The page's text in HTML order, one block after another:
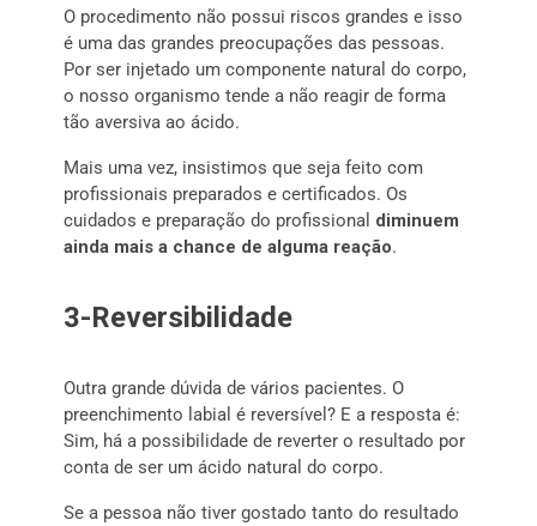
O procedimento não possui riscos grandes e isso
é uma das grandes preocupações das pessoas.
Por ser injetado um componente natural do corpo,
o nosso organismo tende a não reagir de forma
tão aversiva ao ácido.
Mais uma vez, insistimos que seja feito com
profissionais preparados e certificados. Os
cuidados e preparação do profissional diminuem
ainda mais a chance de alguma reação.
3-Reversibilidade
Outra grande dúvida de vários pacientes. O
preenchimento labial é reversível? E a resposta é:
Sim, há a possibilidade de reverter o resultado por
conta de ser um ácido natural do corpo.
Se a pessoa não tiver gostado tanto do resultado